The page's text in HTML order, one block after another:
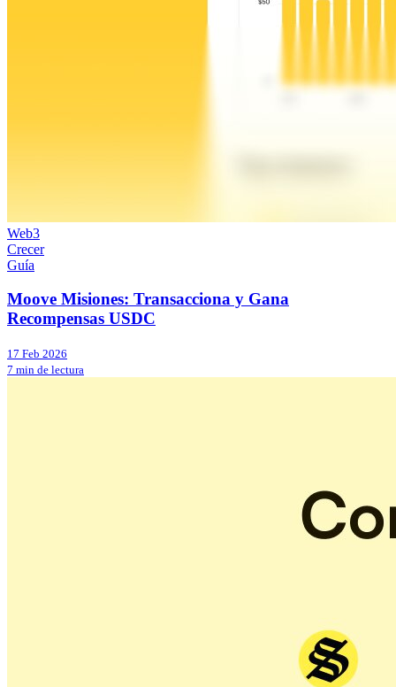
Web3
Crecer
Guía
Moove Misiones: Transacciona y Gana
Recompensas USDC
17 Feb 2026
7 min de lectura